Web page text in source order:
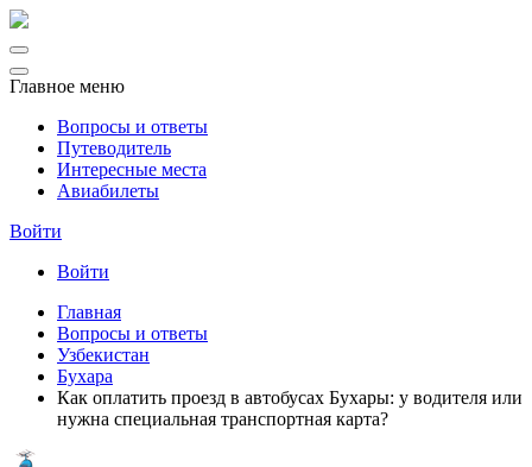
Главное меню
Вопросы и ответы
Путеводитель
Интересные места
Авиабилеты
Войти
Войти
Главная
Вопросы и ответы
Узбекистан
Бухара
Как оплатить проезд в автобусах Бухары: у водителя или
нужна специальная транспортная карта?